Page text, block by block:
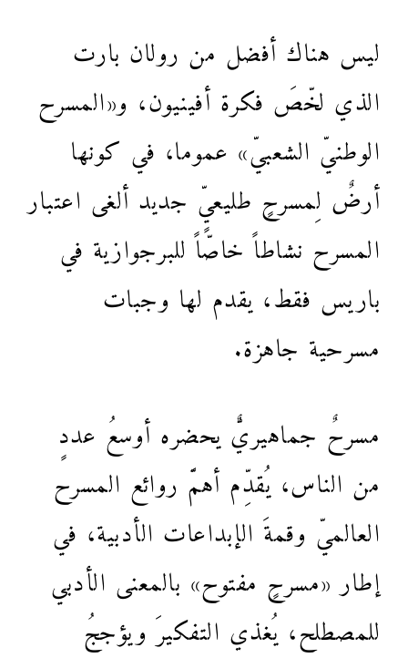
ليس هناك أفضل من رولان بارت
الذي لخّصَ فكرة أفينيون، و«المسرح
الوطنيّ الشعبيّ» عموما، في كونها
أرضٌ لِمسرحٍ طليعيٍّ جديد ألغى اعتبار
المسرح نشاطاً خاصّاً للبرجوازية في
باريس فقط، يقدم لها وجبات
مسرحية جاهزة.
مسرحٌ جماهيريٌّ يحضره أوسعُ عددٍ
من الناس، يُقدِّم أهمَّ روائع المسرح
العالميّ وقمةَ الإبداعات الأدبية، في
إطار «مسرحٍ مفتوح» بالمعنى الأدبي
للمصطلح، يُغذي التفكيرَ ويؤججُ